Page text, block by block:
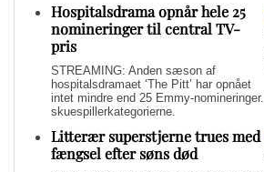
Hospitalsdrama opnår hele 25
nomineringer til central TV-
pris
STREAMING: Anden sæson af
hospitalsdramaet ‘The Pitt’ har opnået
intet mindre end 25 Emmy-
skuespillerkategorierne.
Litterær superstjerne trues med
fængsel efter søns død